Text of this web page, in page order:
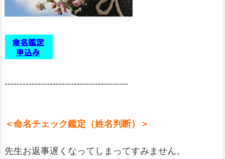
-----------------------------------------
＜命名チェック鑑定（姓名判断）＞
先生お返事遅くなってしまってすみません。